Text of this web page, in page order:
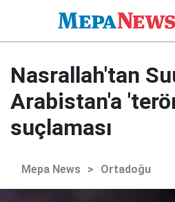
Nasrallah'tan
Arabistan'a
suçlaması
Mepa News > Ortadoğu